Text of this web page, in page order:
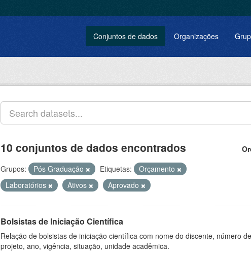
Conjuntos de dados Organizações
10 conjuntos de dados encontrados
Grupos: Pós Graduação Etiquetas:
Orçamento
Laboratórios
Ativos Aprovado
Bolsistas de Iniciação Científica
Relação de bolsistas de iniciação científica com nome do discente, número
projeto, ano, vigência, situação, unidade acadêmica.